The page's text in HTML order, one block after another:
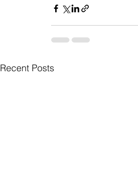
Recent Posts